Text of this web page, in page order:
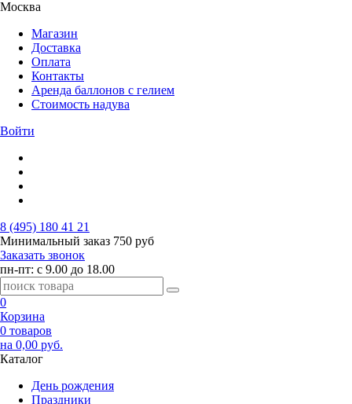
Москва
Магазин
Доставка
Оплата
Контакты
Аренда баллонов с гелием
Стоимость надува
Войти
8 (495) 180 41 21
Минимальный заказ 750 руб
Заказать звонок
пн-пт: с 9.00 до 18.00
0
Корзина
0 товаров
на 0,00 руб.
Каталог
День рождения
Праздники